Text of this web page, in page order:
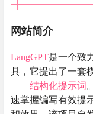
网站简介
LangGPT是一个致
具，它提出了一套
——结构化提示词
速掌握编写有效提